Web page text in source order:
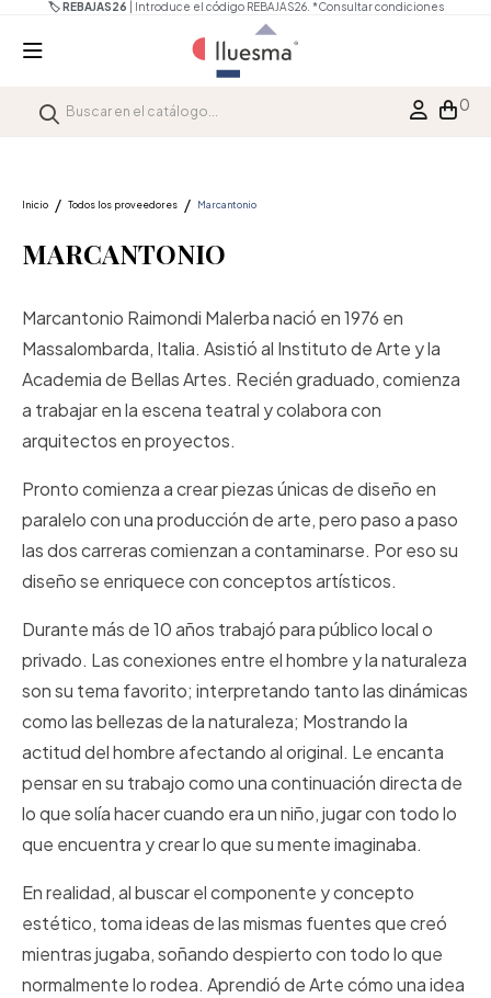
🏷️ REBAJAS26 | Introduce el código REBAJAS26. *Consultar condiciones
0
Inicio Todos los proveedores Marcantonio
MARCANTONIO
Marcantonio Raimondi Malerba nació en 1976 en
Massalombarda, Italia. Asistió al Instituto de Arte y la
Academia de Bellas Artes. Recién graduado, comienza
a trabajar en la escena teatral y colabora con
arquitectos en proyectos.
Pronto comienza a crear piezas únicas de diseño en
paralelo con una producción de arte, pero paso a paso
las dos carreras comienzan a contaminarse. Por eso su
diseño se enriquece con conceptos artísticos.
Durante más de 10 años trabajó para público local o
privado. Las conexiones entre el hombre y la naturaleza
son su tema favorito; interpretando tanto las dinámicas
como las bellezas de la naturaleza; Mostrando la
actitud del hombre afectando al original. Le encanta
pensar en su trabajo como una continuación directa de
lo que solía hacer cuando era un niño, jugar con todo lo
que encuentra y crear lo que su mente imaginaba.
En realidad, al buscar el componente y concepto
estético, toma ideas de las mismas fuentes que creó
mientras jugaba, soñando despierto con todo lo que
normalmente lo rodea. Aprendió de Arte cómo una idea